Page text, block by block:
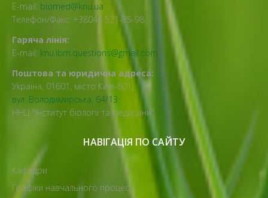
E-mail: biomed@knu.ua
Телефон/Факс: +38044 521-35-98
Гаряча лінія:
E-mail: knu.ibm.questions@gmail.com
Поштова та юридична адреса:
Україна, 01601, місто Київ-601,
вул. Володимирська, 64/13
ННЦ "Інститут біології та медицини"
НАВІГАЦІЯ ПО САЙТУ
Кафедри
Графіки навчального процесу